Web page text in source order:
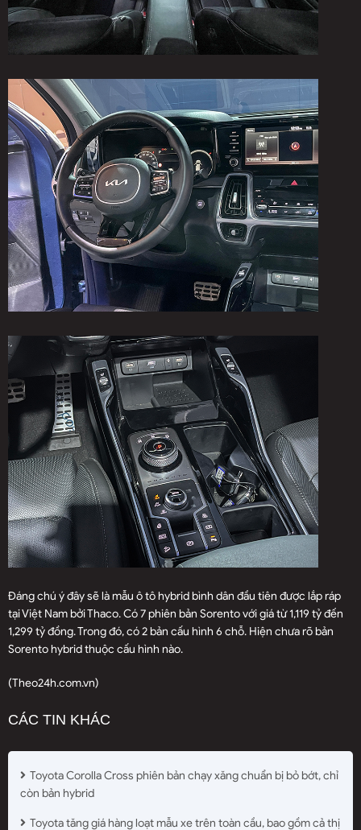
Đáng chú ý đây sẽ là mẫu ô tô hybrid bình dân đầu tiên được lắp ráp
tại Việt Nam bởi Thaco. Có 7 phiên bản Sorento với giá từ 1,119 tỷ đến
1,299 tỷ đồng. Trong đó, có 2 bản cấu hình 6 chỗ. Hiện chưa rõ bản
Sorento hybrid thuộc cấu hình nào.
(Theo24h.com.vn)
CÁC TIN KHÁC
Toyota Corolla Cross phiên bản chạy xăng chuẩn bị bỏ bớt, chỉ
còn bản hybrid
Toyota tăng giá hàng loạt mẫu xe trên toàn cầu, bao gồm cả thị